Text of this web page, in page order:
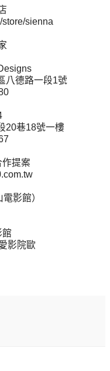
store/sienna
八德路一段1號
20巷18號一樓
提案
影館）
館
影院歐